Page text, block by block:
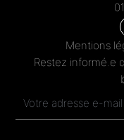
Mentions
Restez informé.e